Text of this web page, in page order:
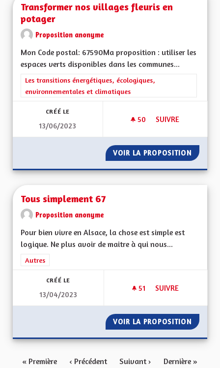
Transformer nos villages fleuris en
potager
Proposition anonyme
Mon Code postal: 67590Ma proposition : utiliser les
espaces verts disponibles dans les communes...
Filtrer les résultats de la catégorie : Les transitions
Les transitions énergétiques, écologiques,
environnementales et climatiques
CRÉÉ LE
13/06/2023
50 50 ABONNÉS
SUIVRE
VOIR LA PROPOSITION
Tous simplement 67
Proposition anonyme
Pour bien vivre en Alsace, la chose est simple est
logique. Ne plus avoir de maitre à qui nous...
Filtrer les résultats de la catégorie : Autres
Autres
CRÉÉ LE
13/04/2023
51 51 ABONNÉS
SUIVRE
VOIR LA PROPOSITION TOUS
« Première ‹ Précédent Suivant › Dernière »